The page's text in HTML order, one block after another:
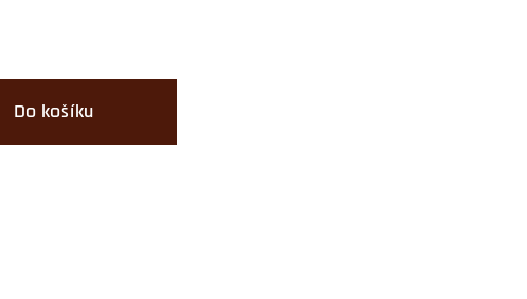
Do košíku